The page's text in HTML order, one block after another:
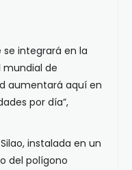
integrará en la
de
aumentará aquí en
por día”,
instalada en un
del polígono